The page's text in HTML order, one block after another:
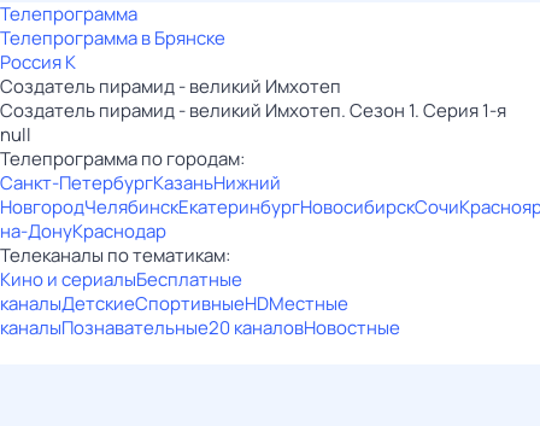
Телепрограмма
Телепрограмма в Брянске
Россия К
Создатель пирамид - великий Имхотеп
Создатель пирамид - великий Имхотеп. Сезон 1. Серия 1-я
null
Телепрограмма по городам:
Санкт-ПетербургКазаньНижний
НовгородЧелябинскЕкатеринбургНовосибирскСочи
на-ДонуКраснодар
Телеканалы по тематикам:
Кино и сериалыБесплатные
каналыДетскиеСпортивныеHDМестные
каналыПознавательные20 каналовНовостные